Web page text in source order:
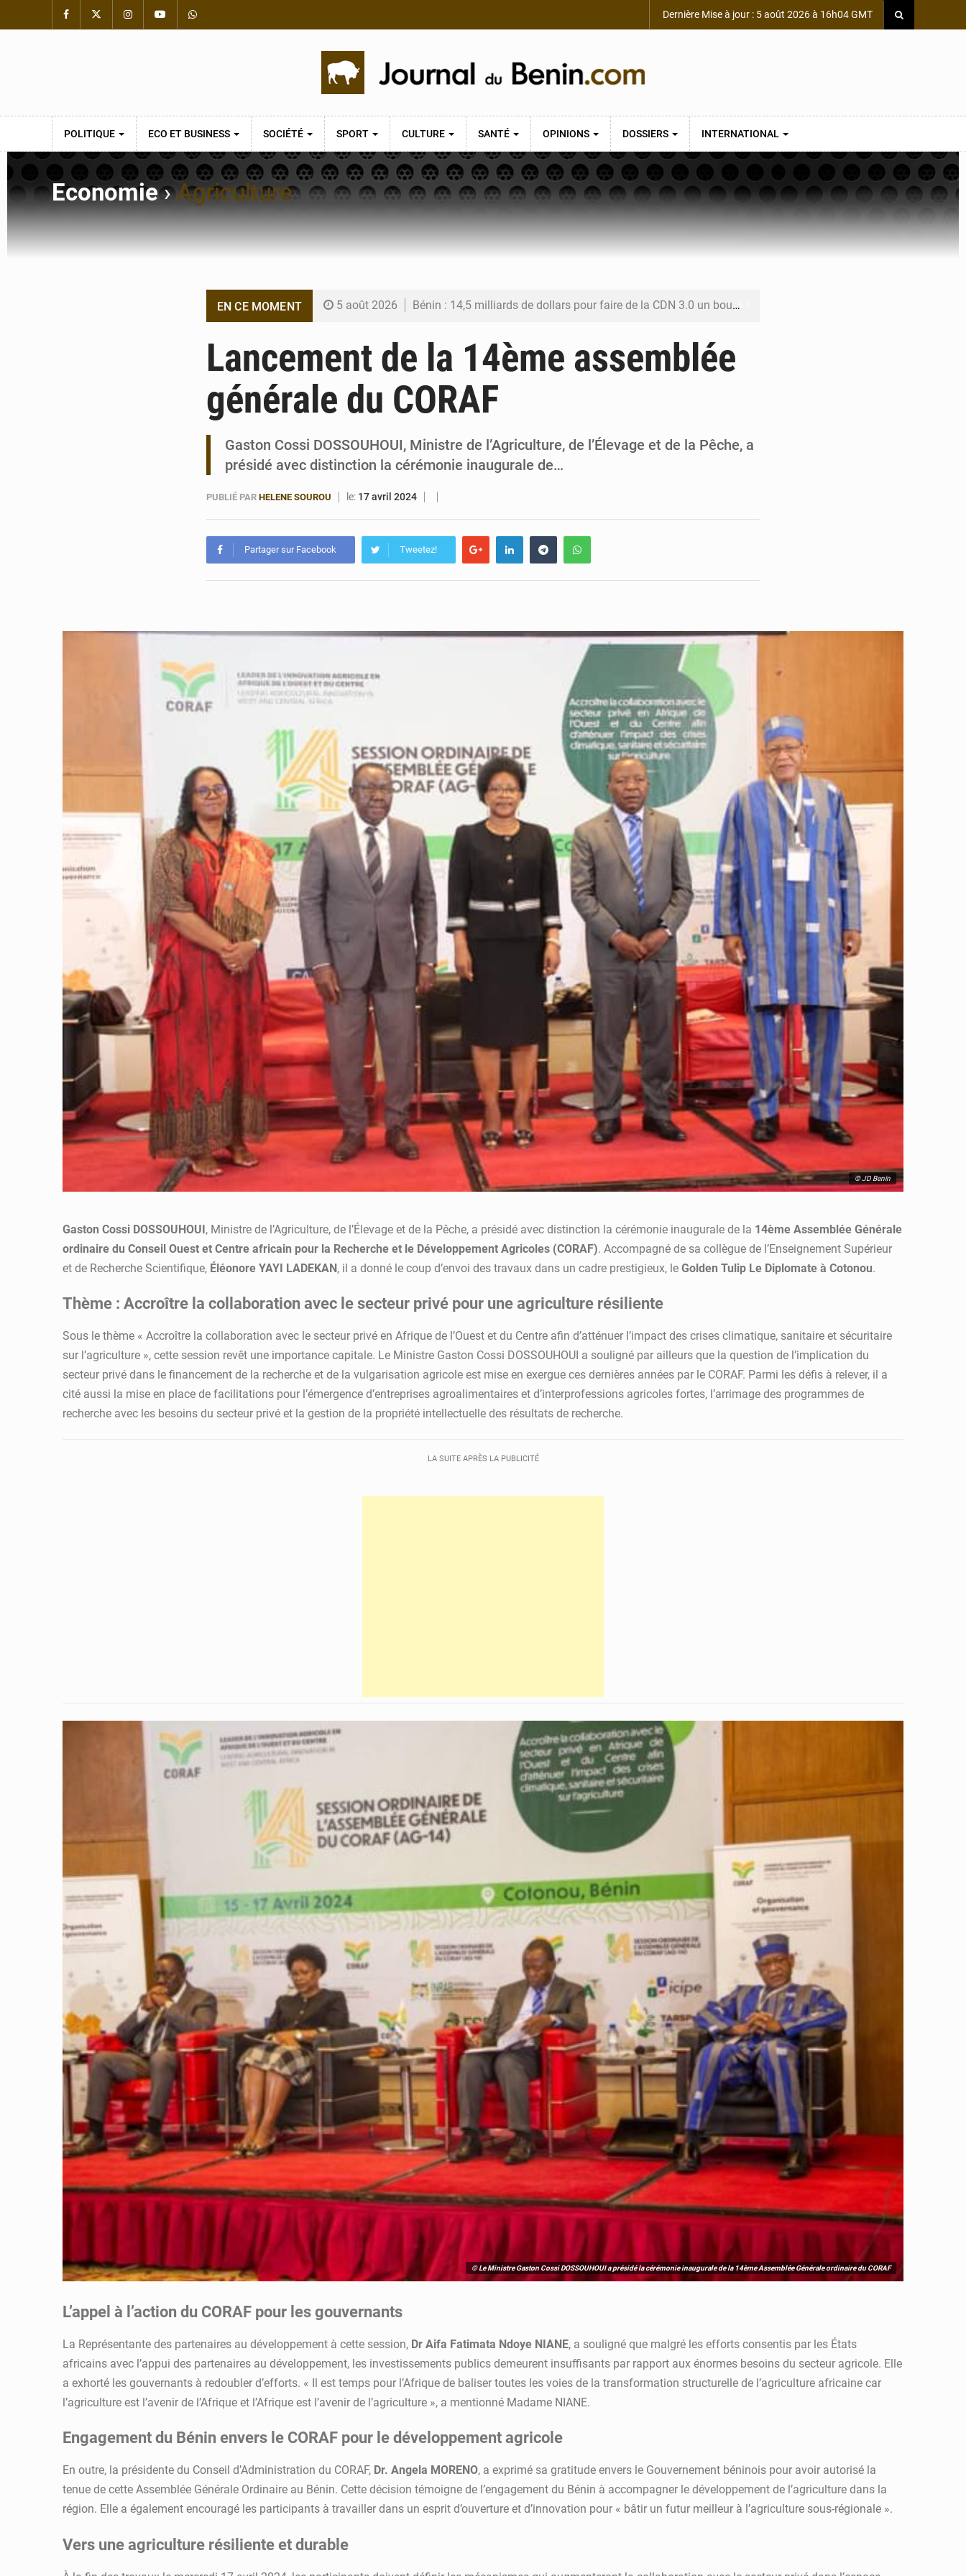
Dernière Mise à jour : 5 août 2026 à 16h04 GMT
POLITIQUE ECO ET BUSINESS SOCIÉTÉ SPORT CULTURE SANTÉ OPINIONS DOSSIERS INTERNATIONAL
Economie›Agriculture
EN CE MOMENT 5 août 2026 Bénin : 14,5 milliards de dollars pour faire de la CDN 3.0 un bouclier économique
4 août 2026 FÉBÉBOXE : la gouvernance, premier combat de la mandature 2026-2030
3 août 2026 Valse des entraîneurs en Première Division béninoise
Lancement de la 14ème assemblée
générale du CORAF
Gaston Cossi DOSSOUHOUI, Ministre de l’Agriculture, de l’Élevage et de la Pêche, a
présidé avec distinction la cérémonie inaugurale de…
PUBLIÉ PAR HELENE SOUROU le: 17 avril 2024
Partager sur Facebook Tweetez!
© JD Benin
Gaston Cossi DOSSOUHOUI, Ministre de l’Agriculture, de l’Élevage et de la Pêche, a présidé avec distinction la cérémonie inaugurale de la 14ème Assemblée Générale
ordinaire du Conseil Ouest et Centre africain pour la Recherche et le Développement Agricoles (CORAF). Accompagné de sa collègue de l’Enseignement Supérieur
et de Recherche Scientifique, Éléonore YAYI LADEKAN, il a donné le coup d’envoi des travaux dans un cadre prestigieux, le Golden Tulip Le Diplomate à Cotonou.
Thème : Accroître la collaboration avec le secteur privé pour une agriculture résiliente
Sous le thème « Accroître la collaboration avec le secteur privé en Afrique de l’Ouest et du Centre afin d’atténuer l’impact des crises climatique, sanitaire et sécuritaire
sur l’agriculture », cette session revêt une importance capitale. Le Ministre Gaston Cossi DOSSOUHOUI a souligné par ailleurs que la question de l’implication du
secteur privé dans le financement de la recherche et de la vulgarisation agricole est mise en exergue ces dernières années par le CORAF. Parmi les défis à relever, il a
cité aussi la mise en place de facilitations pour l’émergence d’entreprises agroalimentaires et d’interprofessions agricoles fortes, l’arrimage des programmes de
recherche avec les besoins du secteur privé et la gestion de la propriété intellectuelle des résultats de recherche.
LA SUITE APRÈS LA PUBLICITÉ
© Le Ministre Gaston Cossi DOSSOUHOUI a présidé la cérémonie inaugurale de la 14ème Assemblée Générale ordinaire du CORAF
L’appel à l’action du CORAF pour les gouvernants
La Représentante des partenaires au développement à cette session, Dr Aifa Fatimata Ndoye NIANE, a souligné que malgré les efforts consentis par les États
africains avec l’appui des partenaires au développement, les investissements publics demeurent insuffisants par rapport aux énormes besoins du secteur agricole. Elle
a exhorté les gouvernants à redoubler d’efforts. « Il est temps pour l’Afrique de baliser toutes les voies de la transformation structurelle de l’agriculture africaine car
l’agriculture est l’avenir de l’Afrique et l’Afrique est l’avenir de l’agriculture », a mentionné Madame NIANE.
Engagement du Bénin envers le CORAF pour le développement agricole
En outre, la présidente du Conseil d’Administration du CORAF, Dr. Angela MORENO, a exprimé sa gratitude envers le Gouvernement béninois pour avoir autorisé la
tenue de cette Assemblée Générale Ordinaire au Bénin. Cette décision témoigne de l’engagement du Bénin à accompagner le développement de l’agriculture dans la
région. Elle a également encouragé les participants à travailler dans un esprit d’ouverture et d’innovation pour « bâtir un futur meilleur à l’agriculture sous-régionale ».
Vers une agriculture résiliente et durable